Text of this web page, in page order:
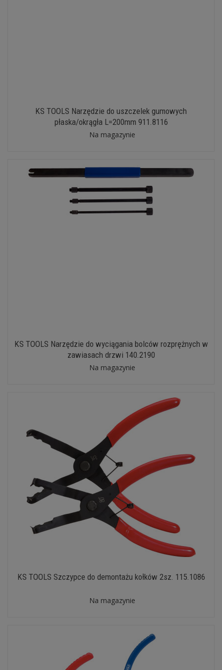
KS TOOLS Narzędzie do uszczelek gumowych
płaska/okrągła L=200mm 911.8116
Na magazynie
KS TOOLS Narzędzie do wyciągania bolców rozprężnych w
zawiasach drzwi 140.2190
Na magazynie
KS TOOLS Szczypce do demontażu kołków 2sz. 115.1086
Na magazynie